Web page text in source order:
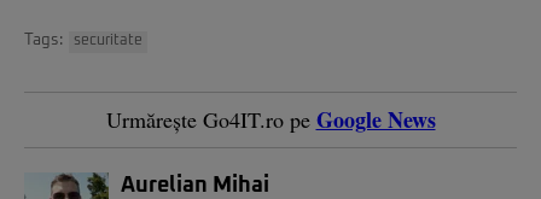
Tags: securitate
Urmărește Go4IT.ro pe Google News
Aurelian Mihai